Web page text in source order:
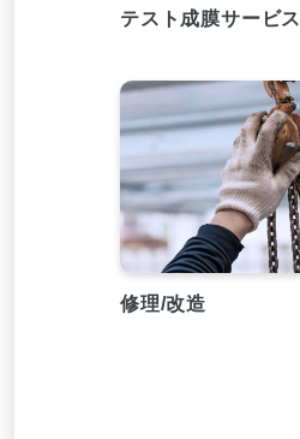
テスト成膜サービス
修理/改造